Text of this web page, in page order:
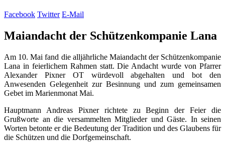
Facebook Twitter E-Mail
Maiandacht der Schützenkompanie Lana
Am 10. Mai fand die alljährliche Maiandacht der Schützenkompanie
Lana in feierlichem Rahmen statt. Die Andacht wurde von Pfarrer
Alexander Pixner OT würdevoll abgehalten und bot den
Anwesenden Gelegenheit zur Besinnung und zum gemeinsamen
Gebet im Marienmonat Mai.
Hauptmann Andreas Pixner richtete zu Beginn der Feier die
Grußworte an die versammelten Mitglieder und Gäste. In seinen
Worten betonte er die Bedeutung der Tradition und des Glaubens für
die Schützen und die Dorfgemeinschaft.